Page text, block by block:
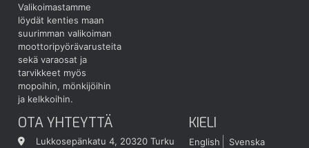
Valikoimastamme
löydät kenties maan
suurimman valikoiman
moottoripyörävarusteita
sekä varaosat ja
tarvikkeet myös
mopoihin, mönkijöihin
ja kelkkoihin.
OTA YHTEYTTÄ
Lukkosepänkatu 4, 20320 Turku
KIELI
English Svenska